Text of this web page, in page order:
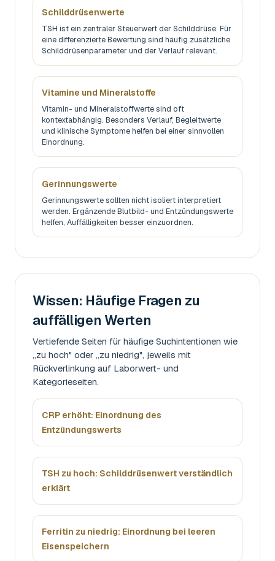
Schilddrüsenwerte
TSH ist ein zentraler Steuerwert der Schilddrüse. Für
eine differenzierte Bewertung sind häufig zusätzliche
Schilddrüsenparameter und der Verlauf relevant.
Vitamine und Mineralstoffe
Vitamin- und Mineralstoffwerte sind oft
kontextabhängig. Besonders Verlauf, Begleitwerte
und klinische Symptome helfen bei einer sinnvollen
Einordnung.
Gerinnungswerte
Gerinnungswerte sollten nicht isoliert interpretiert
werden. Ergänzende Blutbild- und Entzündungswerte
helfen, Auffälligkeiten besser einzuordnen.
Wissen: Häufige Fragen zu
auffälligen Werten
Vertiefende Seiten für häufige Suchintentionen wie
„zu hoch" oder „zu niedrig", jeweils mit
Rückverlinkung auf Laborwert- und
Kategorieseiten.
CRP erhöht: Einordnung des
Entzündungswerts
TSH zu hoch: Schilddrüsenwert verständlich
erklärt
Ferritin zu niedrig: Einordnung bei leeren
Eisenspeichern